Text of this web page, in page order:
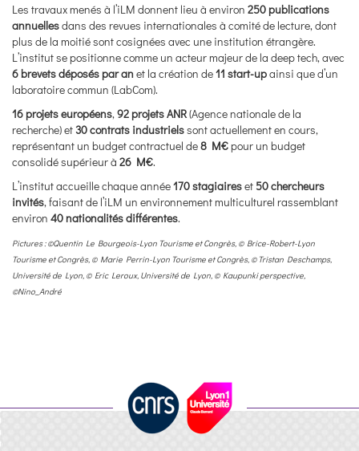
Les travaux menés à l’iLM donnent lieu à environ 250 publications
annuellesdans des revues internationales à comité de lecture, dont
plus de la moitié sont cosignées avec une institution étrangère.
L’institut se positionne comme un acteur majeur de la deep tech, avec
6 brevets déposés par an et la création de11 start-upainsi que d’un
laboratoire commun (LabCom).
16 projets européens, 92 projets ANR(Agence nationale de la
recherche) et30 contrats industrielssont actuellement en cours,
représentant un budget contractuel de8 M€ pour un budget
consolidé supérieur à 26 M€.
L’institut accueille chaque année170 stagiaireset 50 chercheurs
invités, faisant de l’iLM un environnement multiculturel rassemblant
environ 40 nationalités différentes.
Pictures : ©Quentin Le Bourgeois-Lyon Tourisme et Congrès, © Brice-Robert-Lyon
Tourisme et Congrès, © Marie Perrin-Lyon Tourisme et Congrès, © Tristan Deschamps,
Université de Lyon, © Eric Leroux, Université de Lyon, © Kaupunki perspective,
©Nino_André